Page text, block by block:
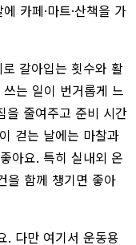
카페·마트·산책을 가
갈아입는 횟수와 활
는 일이 번거롭게 느
을 줄여주고 준비 시간
걷는 날에는 마찰과
아요. 특히 실내외 온
을 함께 챙기면 좋아
. 다만 여기서 운동용